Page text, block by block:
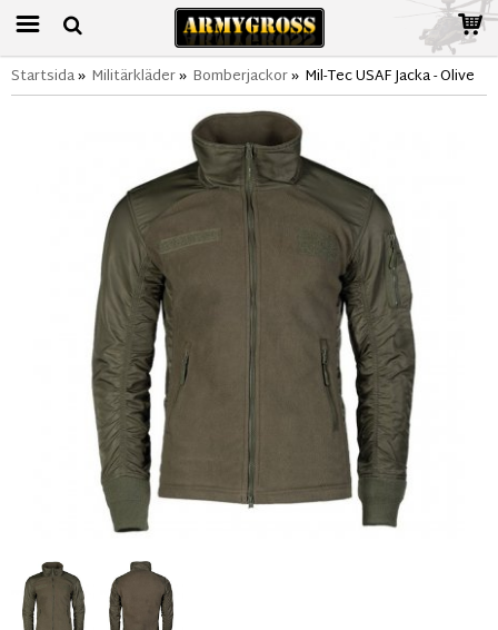
Startsida» Militärkläder» Bomberjackor» Mil-Tec USAF Jacka - Olive